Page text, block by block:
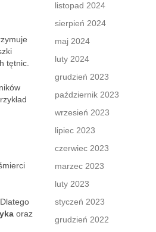
tętnic.
oraz
listopad 2024
sierpień 2024
maj 2024
luty 2024
grudzień 2023
październik 2023
wrzesień 2023
lipiec 2023
czerwiec 2023
marzec 2023
luty 2023
styczeń 2023
grudzień 2022